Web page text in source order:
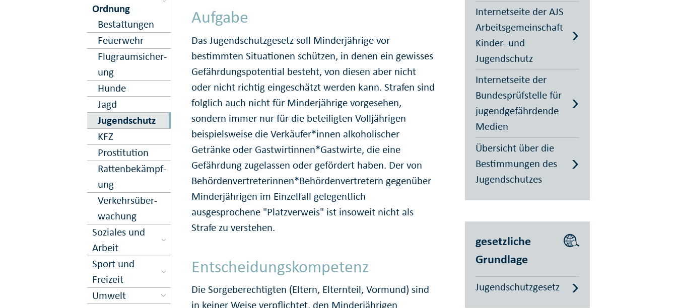
Ord­nung
Bestattungen
Feuer­wehr
Flugraum­sicher­
ung
Hunde
Jagd
Jugend­schutz
KFZ
Prostitution
Ratten­be­kämpf­
ung
Verkehrs­über­
wachung
Soziales und
Arbeit
Sport und
Freizeit
Umwelt
Aufgabe
Das Jugendschutzgesetz soll Minderjährige vor
bestimmten Situationen schützen, in denen ein gewisses
Gefährdungspotential besteht, von diesen aber nicht
oder nicht richtig eingeschätzt werden kann. Strafen sind
folglich auch nicht für Minderjährige vorgesehen,
sondern immer nur für die beteiligten Volljährigen
beispielsweise die Verkäufer*innen alkoholischer
Getränke oder Gastwirtinnen*Gastwirte, die eine
Gefährdung zugelassen oder gefördert haben. Der von
Behördenvertreterinnen*Behördenvertretern gegenüber
Minderjährigen im Einzelfall gelegentlich
ausgesprochene "Platzverweis" ist insoweit nicht als
Strafe zu verstehen.
Entscheidungskompetenz
Die Sorgeberechtigten (Eltern, Elternteil, Vormund) sind
in keiner Weise verpflichtet, den Minderjährigen
Internetseite der AJS
Arbeitsgemeinschaft
Kinder- und
Jugendschutz
Internetseite der
Bundesprüfstelle für
jugendgefährdende
Medien
Übersicht über die
Bestimmungen des
Jugendschutzes
gesetzliche
Grundlage
Jugendschutzgesetz